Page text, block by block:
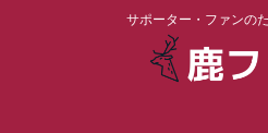
サポーター・ファンの